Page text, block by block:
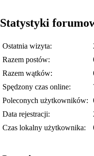
Statystyki
Ostatnia wizyta:
Razem postów:
Razem wątków:
Spędzony czas online:
Poleconych użytkowników:
Data rejestracji:
Czas lokalny użytkownika: